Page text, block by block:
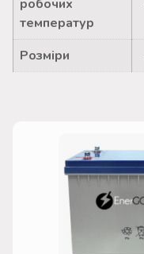
робочих
температур
Розміри